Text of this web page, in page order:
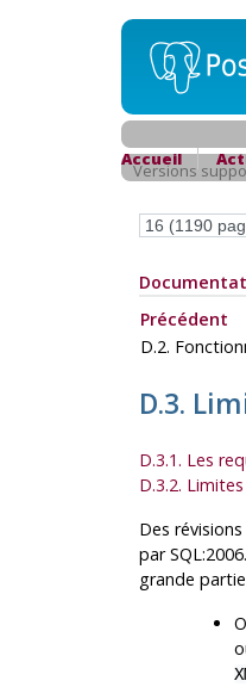
Accueil
Versions
Précédent
D.2.
D.3.
D.3.1. Les
D.3.2.
Des
par
grande